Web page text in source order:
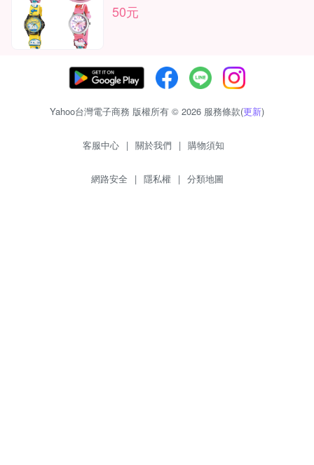
50元
Yahoo台灣電子商務 版權所有 © 2026 服務條款(更新)
客服中心 | 關於我們 | 購物須知
網路安全 | 隱私權 | 分類地圖